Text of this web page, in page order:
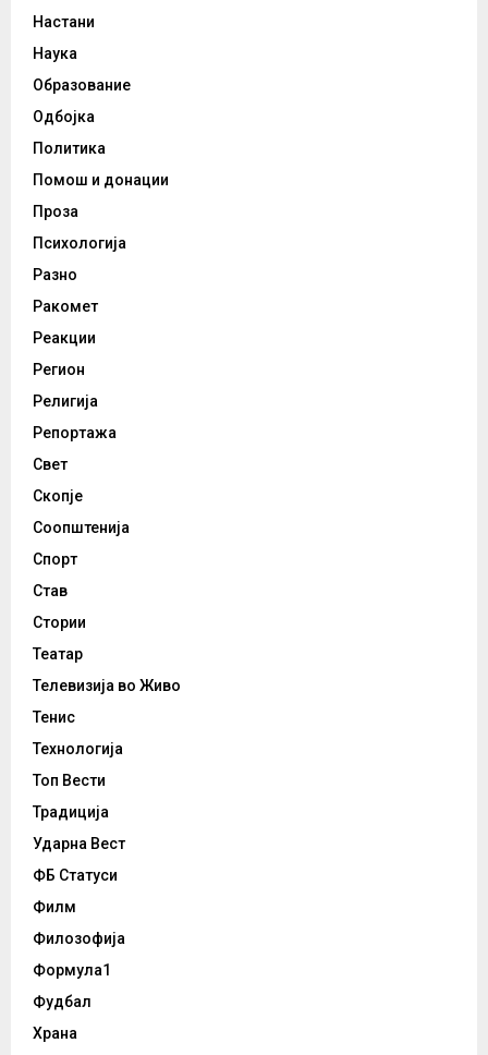
Настани
Наука
Образование
Одбојка
Политика
Помош и донации
Проза
Психологија
Разно
Ракомет
Реакции
Регион
Религија
Репортажа
Свет
Скопје
Соопштенија
Спорт
Став
Стории
Театар
Телевизија во Живо
Тенис
Технологија
Топ Вести
Традиција
Ударна Вест
ФБ Статуси
Филм
Филозофија
Формула1
Фудбал
Храна